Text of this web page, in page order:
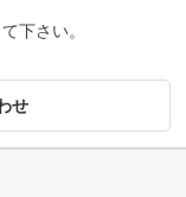
下さい。
せ